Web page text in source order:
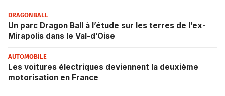
DRAGONBALL
Un parc Dragon Ball à l’étude sur les terres de l’ex-
Mirapolis dans le Val-d’Oise
AUTOMOBILE
Les voitures électriques deviennent la deuxième
motorisation en France